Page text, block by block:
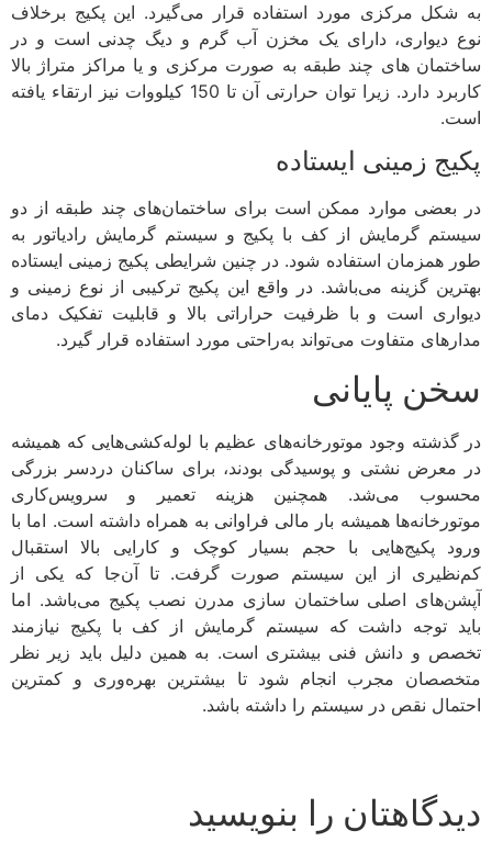
به شکل مرکزی مورد استفاده قرار می‌گیرد. این پکیج برخلاف
نوع دیواری، دارای یک مخزن آب گرم و دیگ چدنی است و در
ساختمان های چند طبقه به صورت مرکزی و یا مراکز متراژ بالا
کاربرد دارد. زیرا توان حرارتی آن تا 150 کیلووات نیز ارتقاء یافته
است.
پکیج زمینی ایستاده
در بعضی موارد ممکن است برای ساختمان‌های چند طبقه از دو
سیستم گرمایش از کف با پکیج و سیستم گرمایش رادیاتور به
طور همزمان استفاده شود. در چنین شرایطی پکیج زمینی ایستاده
بهترین گزینه می‌باشد. در واقع این پکیج ترکیبی از نوع زمینی و
دیواری است و با ظرفیت حراراتی بالا و قابلیت تفکیک دمای
مدارهای متفاوت می‌تواند به‌راحتی مورد استفاده قرار گیرد.
سخن پایانی
در گذشته وجود موتورخانه‌های عظیم با لوله‌‌کشی‌هایی که همیشه
در معرض نشتی و پوسیدگی بودند، برای ساکنان دردسر بزرگی
محسوب می‌شد. همچنین هزینه تعمیر و سرویس‌کاری
موتورخانه‌ها همیشه بار مالی فراوانی به همراه داشته است. اما با
ورود پکیج‌هایی با حجم بسیار کوچک و کارایی بالا استقبال
کم‌نظیری از این سیستم صورت گرفت. تا آن‌جا که یکی از
آپشن‌های اصلی ساختمان سازی مدرن نصب پکیج می‌باشد. اما
باید توجه داشت که سیستم گرمایش از کف با پکیج نیازمند
تخصص و دانش فنی بیشتری است. به همین دلیل باید زیر نظر
متخصصان مجرب انجام شود تا بیشترین بهره‌وری و کمترین
احتمال نقص در سیستم را داشته باشد.
دیدگاهتان را بنویسید